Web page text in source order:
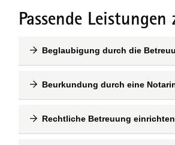
Passende
Beglaubigung durch die
Beurkundung durch eine
Rechtliche Betreuung einrichten